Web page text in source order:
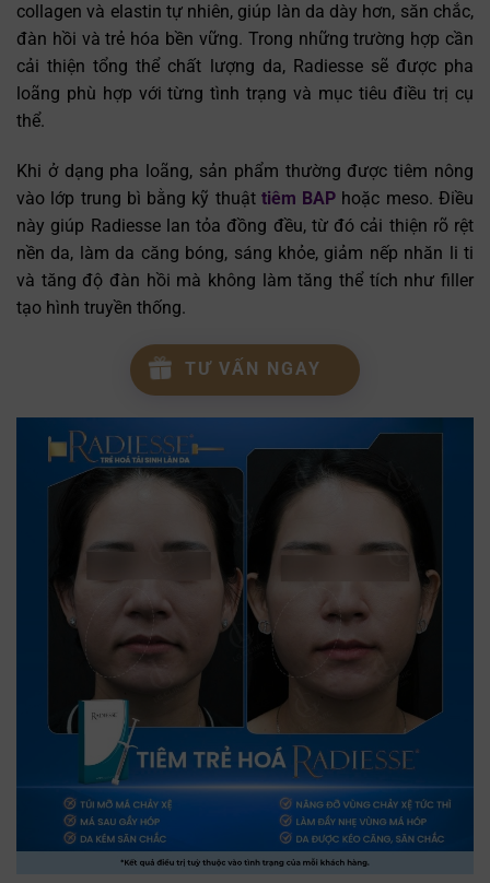
collagen và elastin tự nhiên, giúp làn da dày hơn, săn chắc,
đàn hồi và trẻ hóa bền vững. Trong những trường hợp cần
cải thiện tổng thể chất lượng da, Radiesse sẽ được pha
loãng phù hợp với từng tình trạng và mục tiêu điều trị cụ
thể.
Khi ở dạng pha loãng, sản phẩm thường được tiêm nông
vào lớp trung bì bằng kỹ thuật tiêm BAP hoặc meso. Điều
này giúp Radiesse lan tỏa đồng đều, từ đó cải thiện rõ rệt
nền da, làm da căng bóng, sáng khỏe, giảm nếp nhăn li ti
và tăng độ đàn hồi mà không làm tăng thể tích như filler
tạo hình truyền thống.
TƯ VẤN NGAY